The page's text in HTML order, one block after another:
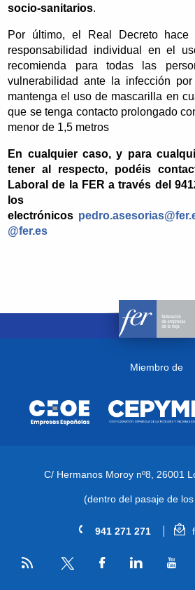
socio-sanitarios.
Por último, el Real Decreto
responsabilidad individual en el
recomienda para todas las
vulnerabilidad ante la infección
mantenga el uso de mascarilla en
que se tenga contacto prolongado
menor de 1,5 metros
En cualquier caso, y para
tener al respecto, podéis
Laboral de la FER a través del
los
electrónicos
@fer.es
Miembro de
C/ Hermanos Moroy nº8, 26001
(dentro del pasaje de
941 271 271
RSS